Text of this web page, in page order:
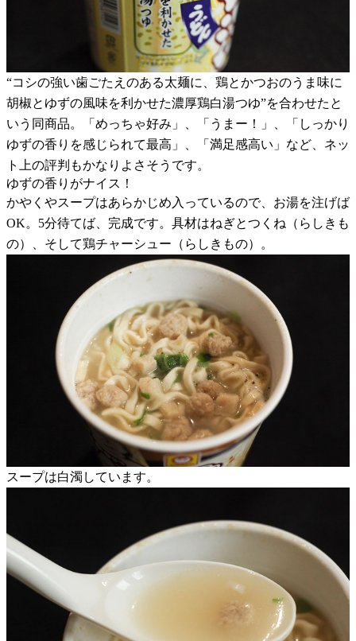
“コシの強い歯ごたえのある太麺に、鶏とかつおのうま味に
胡椒とゆずの風味を利かせた濃厚鶏白湯つゆ”を合わせたと
いう同商品。「めっちゃ好み」、「うまー！」、「しっかり
ゆずの香りを感じられて最高」、「満足感高い」など、ネッ
ト上の評判もかなりよさそうです。
ゆずの香りがナイス！
かやくやスープはあらかじめ入っているので、お湯を注げば
OK。5分待てば、完成です。具材はねぎとつくね（らしきも
の）、そして鶏チャーシュー（らしきもの）。
スープは白濁しています。